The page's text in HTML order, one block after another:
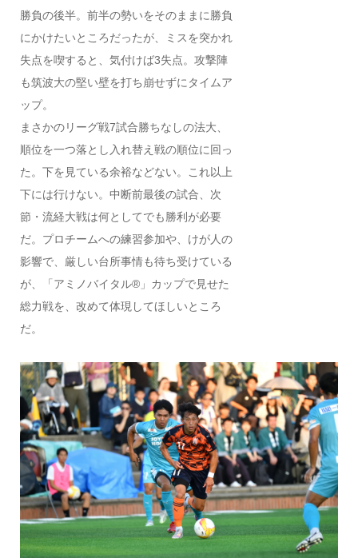
勝負の後半。前半の勢いをそのままに勝負
にかけたいところだったが、ミスを突かれ
失点を喫すると、気付けば3失点。攻撃陣
も筑波大の堅い壁を打ち崩せずにタイムア
ップ。
まさかのリーグ戦7試合勝ちなしの法大、
順位を一つ落とし入れ替え戦の順位に回っ
た。下を見ている余裕などない。これ以上
下には行けない。中断前最後の試合、次
節・流経大戦は何としてでも勝利が必要
だ。プロチームへの練習参加や、けが人の
影響で、厳しい台所事情も待ち受けている
が、「アミノバイタル®」カップで見せた
総力戦を、改めて体現してほしいところ
だ。